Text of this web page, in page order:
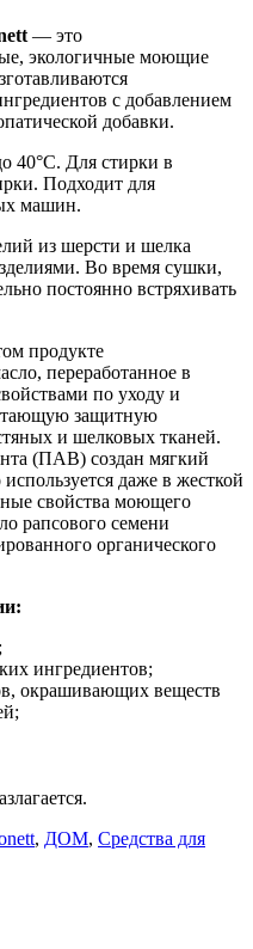
— это
экологичные моющие
с добавлением
добавки.
40°C. Для стирки в
Подходит для
машин.
из шерсти и шелка
Во время сушки,
постоянно встряхивать
продукте
переработанное в
по уходу и
защитную
и шелковых тканей.
(ПАВ) создан мягкий
даже в жесткой
свойства моющего
рапсового семени
органического
ингредиентов;
окрашивающих веществ
, ДОМ, Средства для